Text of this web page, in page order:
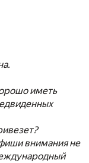
иметь
внимания не